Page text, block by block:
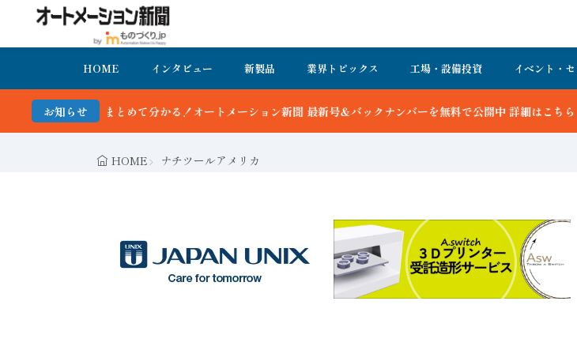
HOME インタビュー 新製品 業界トピックス 工場・設備投資 イベント・
お知らせ
トメーション新聞 最新号＆バックナンバーを無料で公開中 詳細はこちら
HOME ナチツールアメリカ